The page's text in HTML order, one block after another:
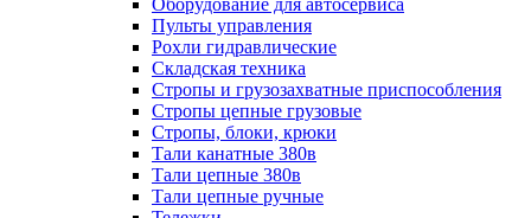
Оборудование для автосервиса
Пульты управления
Рохли гидравлические
Складская техника
Стропы и грузозахватные приспособления
Стропы цепные грузовые
Стропы, блоки, крюки
Тали канатные 380в
Тали цепные 380в
Тали цепные ручные